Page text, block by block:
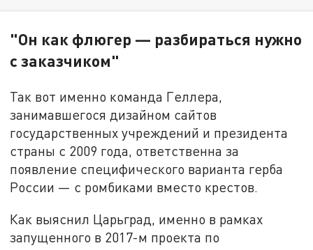
"Он как флюгер — разбираться нужно
с заказчиком"
Так вот именно команда Геллера,
занимавшегося дизайном сайтов
государственных учреждений и президента
страны с 2009 года, ответственна за
появление специфического варианта герба
России — с ромбиками вместо крестов.
Как выяснил Царьград, именно в рамках
запущенного в 2017-м проекта по